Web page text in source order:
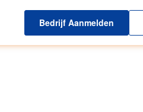
Bedrijf Aanmelden